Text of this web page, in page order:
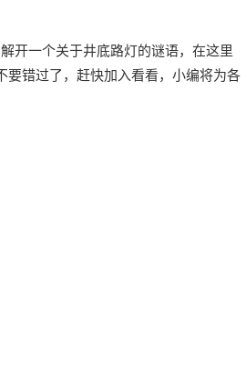
开一个关于井底路灯的谜语，在这里
要错过了，赶快加入看看，小编将为各